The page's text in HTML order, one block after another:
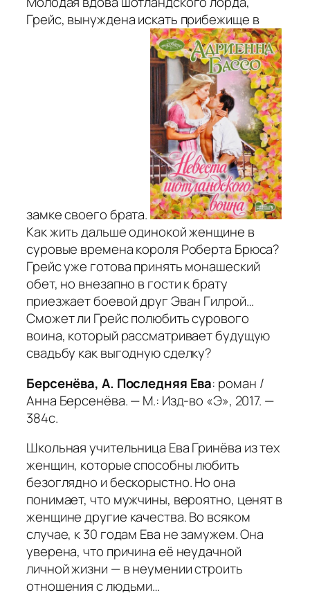
Грейс, вынуждена искать прибежище в
замке своего брата.
Как жить дальше одинокой женщине в
суровые времена короля Роберта Брюса?
Грейс уже готова принять монашеский
обет, но внезапно в гости к брату
приезжает боевой друг Эван Гилрой…
Сможет ли Грейс полюбить сурового
воина, который рассматривает будущую
свадьбу как выгодную сделку?
Берсенёва, А. Последняя Ева: роман /
Анна Берсенёва. — М.: Изд-во «Э», 2017. —
384с.
Школьная учительница Ева Гринёва из тех
женщин, которые способны любить
безоглядно и бескорыстно. Но она
понимает, что мужчины, вероятно, ценят в
женщине другие качества. Во всяком
случае, к 30 годам Ева не замужем. Она
уверена, что причина её неудачной
личной жизни — в неумении строить
отношения с людьми…